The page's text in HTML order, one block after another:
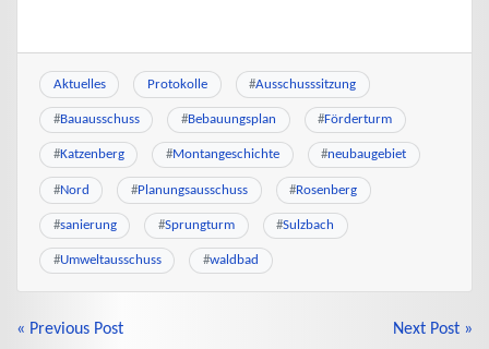
Aktuelles Protokolle #Ausschusssitzung
#Bauausschuss #Bebauungsplan #Förderturm
#Katzenberg #Montangeschichte #neubaugebiet
#Nord #Planungsausschuss #Rosenberg
#sanierung #Sprungturm #Sulzbach
#Umweltausschuss #waldbad
BEITRAGSNAVIGATION
« Previous Post Next Post »